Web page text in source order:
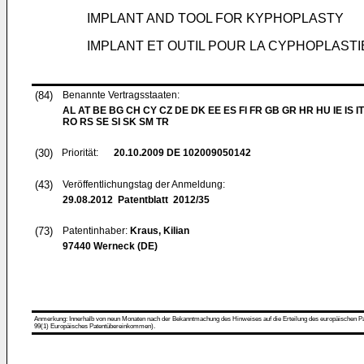
IMPLANT AND TOOL FOR KYPHOPLASTY
IMPLANT ET OUTIL POUR LA
(84)
Benannte Vertragsstaaten:
AL AT BE BG CH CY CZ DE DK EE ES FI FR GB GR HR HU IE IS
RO RS SE SI SK SM TR
(30) Priorität: 20.10.2009 DE 102009050142
(43)
Veröffentlichungstag der Anmeldung:
29.08.2012 Patentblatt 2012/35
(73) Patentinhaber: Kraus, Kilian
97440 Werneck (DE)
Anmerkung: Innerhalb von neun Monaten nach der Bekanntmachung des Hinweises auf die Erteilung des
99(1) Europäisches Patentübereinkommen).